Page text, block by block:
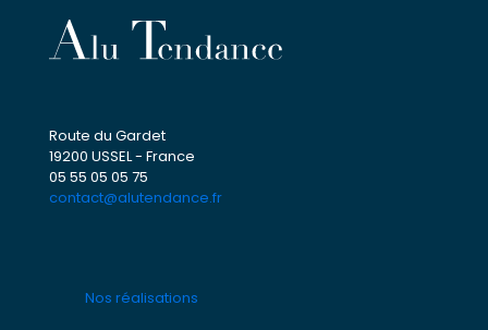
Route du Gardet
19200 USSEL - France
05 55 05 05 75
contact@alutendance.fr
Nos réalisations